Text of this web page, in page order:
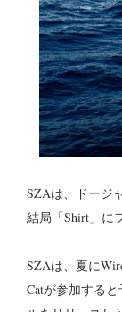
SZAは、ドージ
結局「Shirt」に
SZAは、夏に
Catが参加する